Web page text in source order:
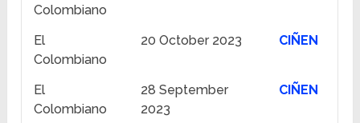
Colombiano
El
Colombiano
20 October 2023 CIÑEN
El
Colombiano
28 September
2023
CIÑEN